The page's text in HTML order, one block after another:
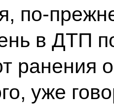
по-
в ДТП
ранения
уже